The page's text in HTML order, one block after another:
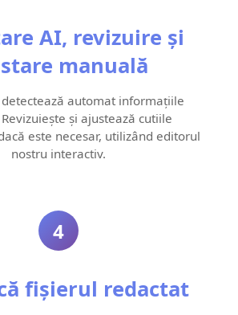
AI, revizuire și
manuală
automat informațiile
și ajustează cutiile
este necesar, utilizând editorul
nostru interactiv.
4
fișierul redactat